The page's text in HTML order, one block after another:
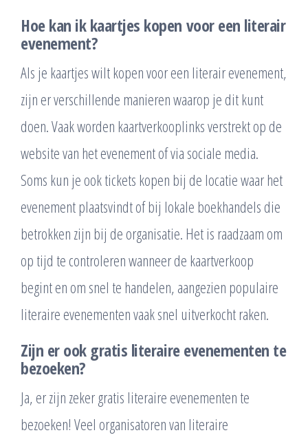
Hoe kan ik kaartjes kopen voor een literair
evenement?
Als je kaartjes wilt kopen voor een literair evenement,
zijn er verschillende manieren waarop je dit kunt
doen. Vaak worden kaartverkooplinks verstrekt op de
website van het evenement of via sociale media.
Soms kun je ook tickets kopen bij de locatie waar het
evenement plaatsvindt of bij lokale boekhandels die
betrokken zijn bij de organisatie. Het is raadzaam om
op tijd te controleren wanneer de kaartverkoop
begint en om snel te handelen, aangezien populaire
literaire evenementen vaak snel uitverkocht raken.
Zijn er ook gratis literaire evenementen te
bezoeken?
Ja, er zijn zeker gratis literaire evenementen te
bezoeken! Veel organisatoren van literaire